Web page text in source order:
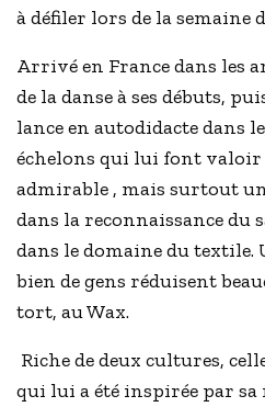
à défiler lors de la semaine
Arrivé en France dans les
de la danse à ses débuts,
lance en autodidacte dans
échelons qui lui font
admirable , mais surtout
dans la reconnaissance
dans le domaine du textile.
bien de gens réduisent
tort, au Wax.
Riche de deux cultures,
qui lui a été inspirée par sa